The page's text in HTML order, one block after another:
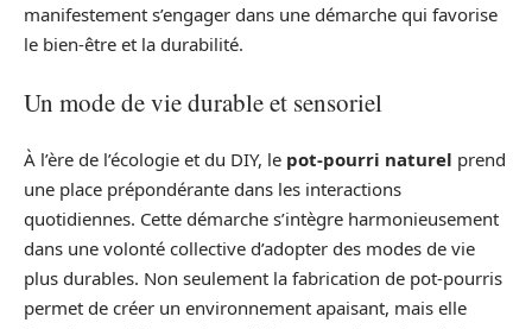
manifestement s’engager dans une démarche qui favorise
le bien-être et la durabilité.
Un mode de vie durable et sensoriel
À l’ère de l’écologie et du DIY, le pot-pourri naturel prend
une place prépondérante dans les interactions
quotidiennes. Cette démarche s’intègre harmonieusement
dans une volonté collective d’adopter des modes de vie
plus durables. Non seulement la fabrication de pot-pourris
permet de créer un environnement apaisant, mais elle